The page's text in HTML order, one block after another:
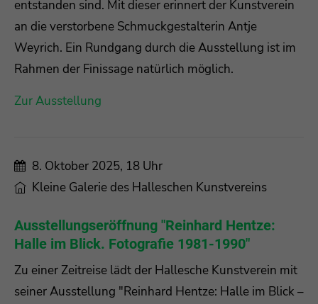
entstanden sind. Mit dieser erinnert der Kunstverein
an die verstorbene Schmuckgestalterin Antje
Weyrich. Ein Rundgang durch die Ausstellung ist im
Rahmen der Finissage natürlich möglich.
Zur Ausstellung
8. Oktober 2025, 18 Uhr
Kleine Galerie des Halleschen Kunstvereins
Ausstellungseröffnung "Reinhard Hentze:
Halle im Blick. Fotografie 1981-1990"
Zu einer Zeitreise lädt der Hallesche Kunstverein mit
seiner Ausstellung "Reinhard Hentze: Halle im Blick –